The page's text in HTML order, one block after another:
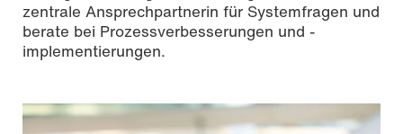
zentrale Ansprechpartnerin für Systemfragen und
berate bei Prozessverbesserungen und -
implementierungen.